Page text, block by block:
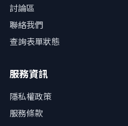
討論區
聯絡我們
查詢表單狀態
服務資訊
隱私權政策
服務條款